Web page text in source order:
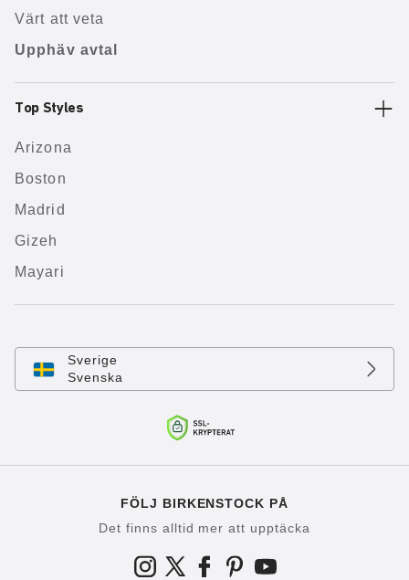
Värt att veta
Upphäv avtal
Top Styles
Arizona
Boston
Madrid
Gizeh
Mayari
Sverige
Svenska
FÖLJ BIRKENSTOCK PÅ
Det finns alltid mer att upptäcka